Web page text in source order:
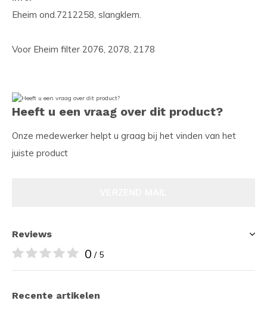
Eheim ond.7212258, slangklem.
Voor Eheim filter 2076, 2078, 2178
Heeft u een vraag over dit product?
Onze medewerker helpt u graag bij het vinden van het
juiste product
Reviews
0 / 5
Recente artikelen